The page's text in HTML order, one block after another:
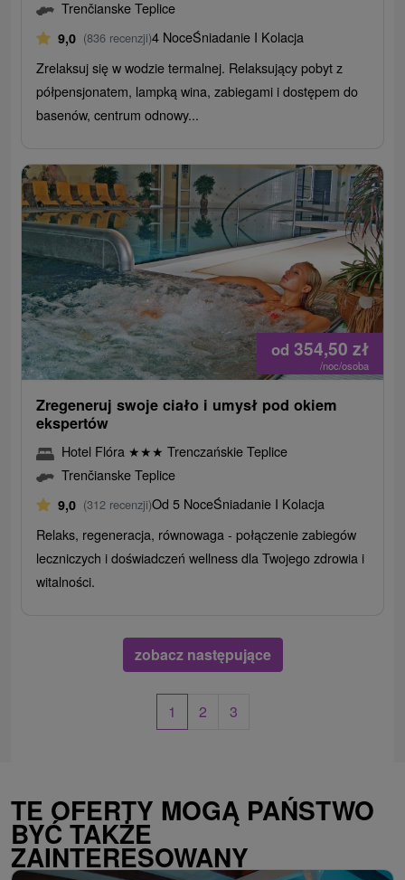
Trenčianske Teplice
9,0 (836 recenzji)4 NoceŚniadanie I Kolacja
Zrelaksuj się w wodzie termalnej. Relaksujący pobyt z
półpensjonatem, lampką wina, zabiegami i dostępem do
basenów, centrum odnowy...
od 354,50 zł
/noc/osoba
Zregeneruj swoje ciało i umysł pod okiem
ekspertów
Hotel Flóra ★★★ Trenczańskie Teplice
Trenčianske Teplice
9,0 (312 recenzji)Od 5 NoceŚniadanie I Kolacja
Relaks, regeneracja, równowaga - połączenie zabiegów
leczniczych i doświadczeń wellness dla Twojego zdrowia i
witalności.
zobacz następujące
1 2 3
TE OFERTY MOGĄ PAŃSTWO
BYĆ TAKŻE
ZAINTERESOWANY